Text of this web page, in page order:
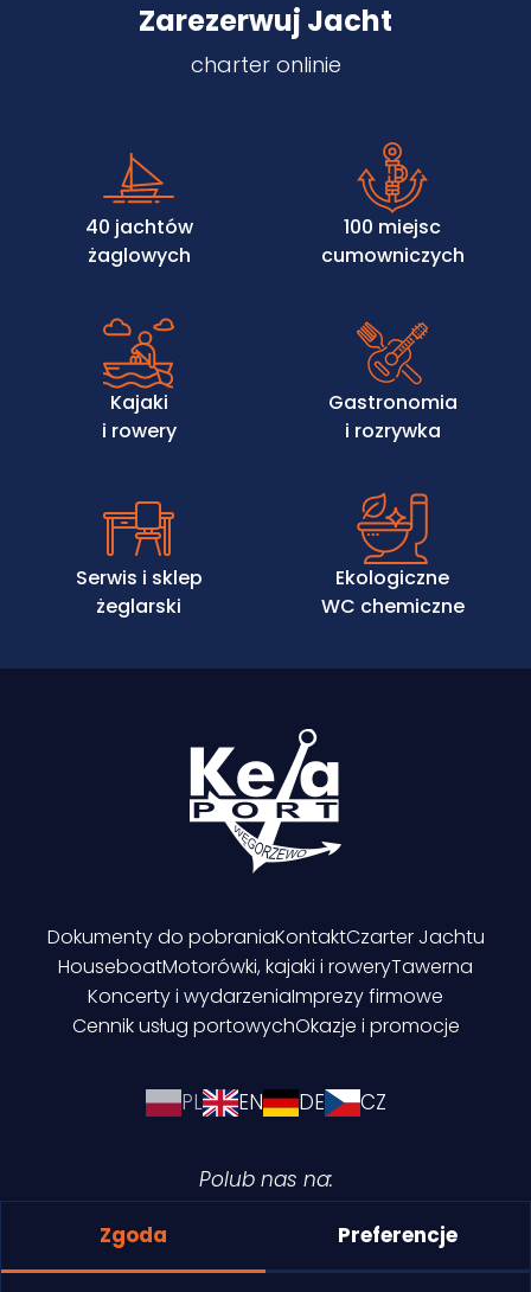
Zarezerwuj Jacht
charter onlinie
40 jachtów
żaglowych
100 miejsc
cumowniczych
Kajaki
i rowery
Gastronomia
i rozrywka
Serwis i sklep
żeglarski
Ekologiczne
WC chemiczne
Dokumenty do pobraniaKontaktCzarter Jachtu
HouseboatMotorówki, kajaki i roweryTawerna
Koncerty i wydarzeniaImprezy firmowe
Cennik usług portowychOkazje i promocje
PL EN DE CZ
Polub nas na:
Zgoda
Preferencje